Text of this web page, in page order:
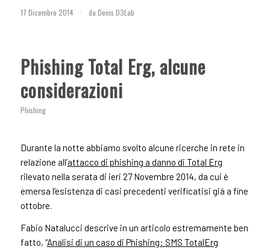
17 Dicembre 2014 / da Denis D3Lab
Phishing Total Erg, alcune
considerazioni
Phishing
Durante la notte abbiamo svolto alcune ricerche in rete in
relazione all’attacco di phishing a danno di Total Erg
rilevato nella serata di ieri 27 Novembre 2014, da cui è
emersa l’esistenza di casi precedenti verificatisi già a fine
ottobre.
Fabio Natalucci descrive in un articolo estremamente ben
fatto, “Analisi di un caso di Phishing: SMS TotalErg